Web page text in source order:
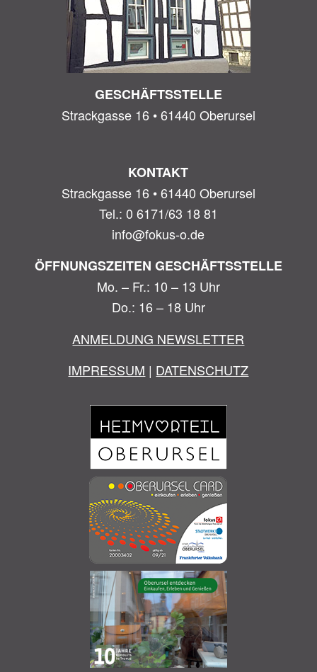
GESCHÄFTSSTELLE
Strackgasse 16 • 61440 Oberursel
KONTAKT
Strackgasse 16 • 61440 Oberursel
Tel.: 0 6171/63 18 81
info@fokus-o.de
ÖFFNUNGSZEITEN GESCHÄFTSSTELLE
Mo. – Fr.: 10 – 13 Uhr
Do.: 16 – 18 Uhr
ANMELDUNG NEWSLETTER
IMPRESSUM | DATENSCHUTZ